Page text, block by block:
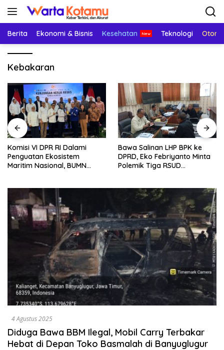
Langsung
Berita Ekonomi & Bisnis Kesehatan Teknologi
Kebakaran
Komisi VI DPR RI Dalami
Penguatan Ekosistem
Maritim Nasional, BUMN
Bawa Salinan LHP BPK ke
DPRD, Eko Febriyanto Minta
Polemik Tiga RSUD
4 Agustus 2025
Diduga Bawa BBM Ilegal, Mobil Carry Terbakar
Hebat di Depan Toko Basmalah di Banyuglugur